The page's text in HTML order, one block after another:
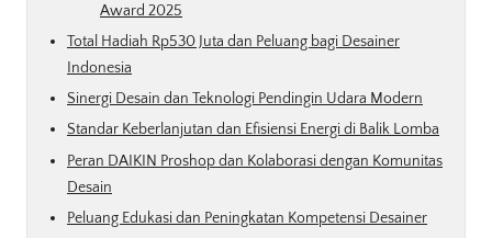
Award 2025
Total Hadiah Rp530 Juta dan Peluang bagi Desainer
Indonesia
Sinergi Desain dan Teknologi Pendingin Udara Modern
Standar Keberlanjutan dan Efisiensi Energi di Balik Lomba
Peran DAIKIN Proshop dan Kolaborasi dengan Komunitas
Desain
Peluang Edukasi dan Peningkatan Kompetensi Desainer